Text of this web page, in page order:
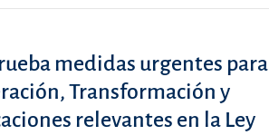
medidas urgentes para
Transformación y
relevantes en la Ley